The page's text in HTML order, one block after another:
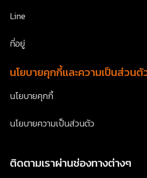
Line
ที่อยู่
นโยบายคุกกี้และความเป็นส่วนตั
นโยบายคุกกี้
นโยบายความเป็นส่วนตัว
ติดตามเราผ่านช่องทางต่างๆ